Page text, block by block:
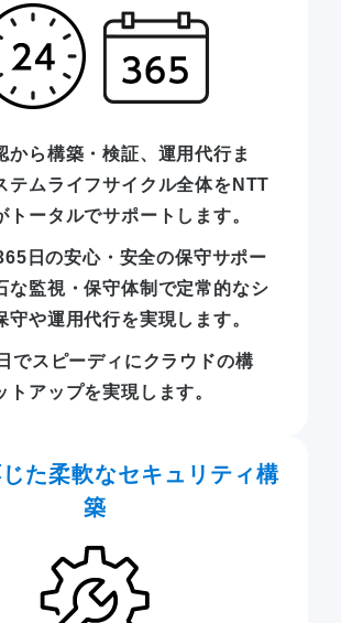
から構築・検証、運用代行ま
テムライフサイクル全体をNTT
トータルでサポートします。
日の安心・安全の保守サポー
な監視・保守体制で定常的なシ
守や運用代行を実現します。
でスピーディにクラウドの構
トアップを実現します。
た柔軟なセキュリティ構
築